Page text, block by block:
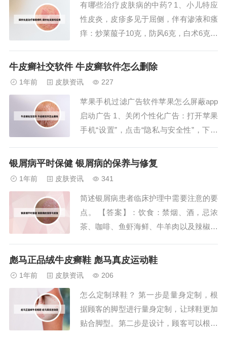
稿件的质量和传播效果。但需要注意不同
平台的发稿要...
有哪些治疗皮肤病的中药? 1、小儿特应
性皮炎，皮疹多见于屈侧，伴有渗液和瘙
痒：炒莱菔子10克，防风6克，白术6克，
克，板蓝根10克，蝉蜕3克，荆芥6克，辛
克，甘草3克。2、六黄散是一...
牛皮癣社交软件 牛皮癣软件怎么删除
1年前 皮肤资讯 227
苹果手机过滤广告软件苹果怎么屏蔽app
启动广告 1、关闭个性化广告：打开苹果
手机“设置”，点击“隐私与安全性”，下滑
告”；或者在“设置”中进入“隐私”，点击最
置”应用，滚动...
银屑病平时保健 银屑病的保养与修复
1年前 皮肤资讯 341
简述银屑病患者临床护理中需要注意的要
点。 【答案】：饮食：禁烟、酒，忌浓
茶、咖啡、鱼虾海鲜、牛羊肉以及辣椒等
多食蔬果，要保证饮食高蛋白高热量，以
持乐观情绪亦很重要。银屑病要注意：消
除紧张因素、学...
彪马正品绒牛皮癣鞋 彪马真皮运动鞋
1年前 皮肤资讯 206
怎么定制球鞋？ 第一步是量身定制，根
据顾客的脚型进行量身定制，让球鞋更加
贴合脚型。第二步是设计，顾客可以根据